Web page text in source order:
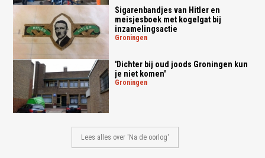
Sigarenbandjes van Hitler en
meisjesboek met kogelgat bij
inzamelingsactie
groningen
'Dichter bij oud joods Groningen kun
je niet komen'
groningen
Lees alles over 'Na de oorlog'